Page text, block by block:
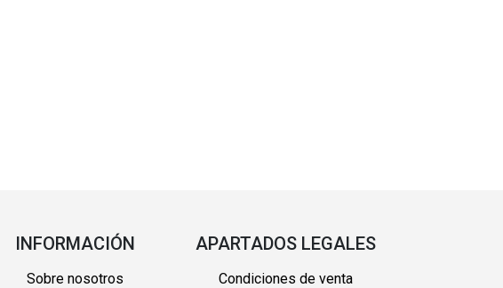
INFORMACIÓN
Sobre nosotros
APARTADOS LEGALES
Condiciones de venta